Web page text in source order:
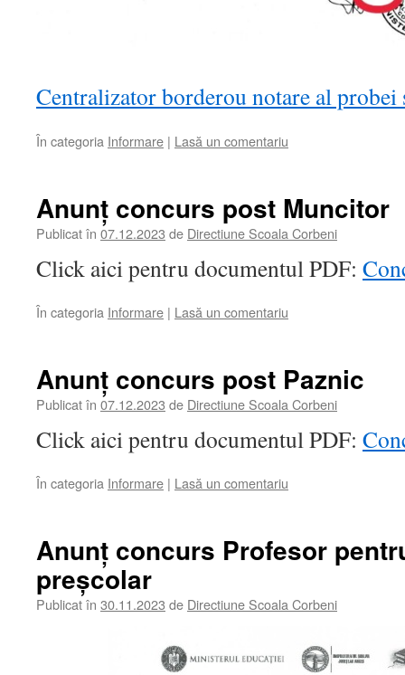
Centralizator borderou notare al probei
În categoria Informare | Lasă un comentariu
Anunț concurs post Muncitor
Publicat în 07.12.2023 de Directiune Scoala Corbeni
Click aici pentru documentul PDF:
În categoria Informare | Lasă un comentariu
Anunț concurs post Paznic
Publicat în 07.12.2023 de Directiune Scoala Corbeni
Click aici pentru documentul PDF:
În categoria Informare | Lasă un comentariu
Anunț concurs Profesor
preșcolar
Publicat în 30.11.2023 de Directiune Scoala Corbeni